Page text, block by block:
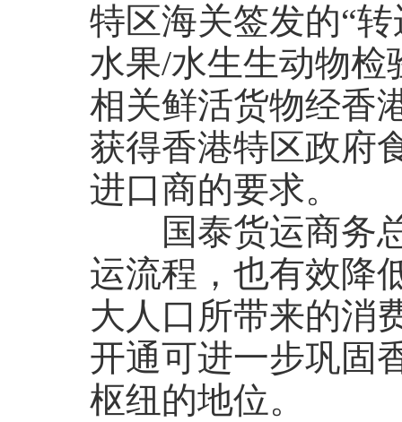
特区海关签发的“
水果/水生生动物检
相关鲜活货物经香
获得香港特区政府
进口商的要求。
国泰货运商务总
运流程，也有效降
大人口所带来的消
开通可进一步巩固
枢纽的地位。